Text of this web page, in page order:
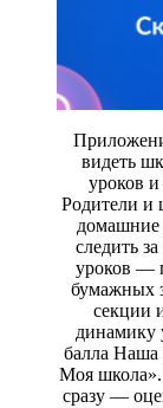
видеть
уроков
Родители и
домашние
следить
уроков —
бумажных
секции
динамику
балла Наша
Моя школа».
сразу —